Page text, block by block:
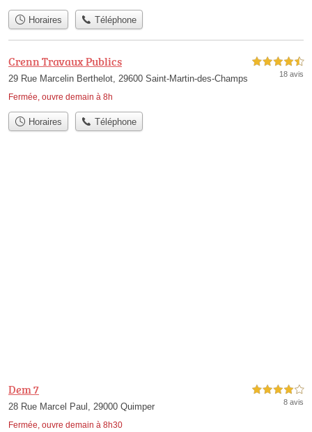
Horaires Téléphone
Crenn Travaux Publics
29 Rue Marcelin Berthelot, 29600 Saint-Martin-des-Champs
Fermée, ouvre demain à 8h
4,5 étoiles sur 5
18 avis
Horaires Téléphone
Dem 7
28 Rue Marcel Paul, 29000 Quimper
Fermée, ouvre demain à 8h30
4,0 étoiles sur 5
8 avis